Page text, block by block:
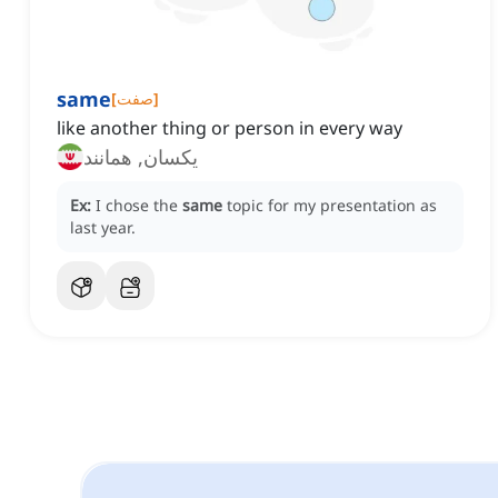
same[صفت]
like another thing or person in every way
یکسان, همانند
Ex: I chose the same topic for my presentation as
last year.